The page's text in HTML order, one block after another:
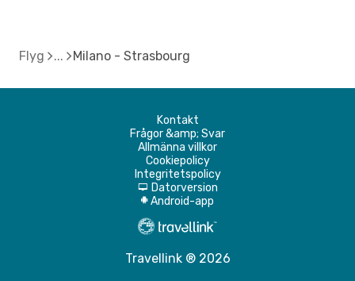
Flyg Milano - Strasbourg
Kontakt
Frågor &amp; Svar
Allmänna villkor
Cookiepolicy
Integritetspolicy
d Datorversion
A Android-app
Travellink ® 2026